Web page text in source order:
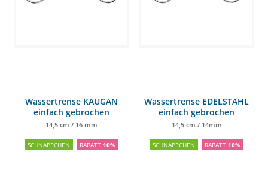
Wassertrense KAUGAN
einfach gebrochen
14,5 cm / 16 mm
SCHNÄPPCHEN RABATT 10%
Wassertrense EDELSTAHL
einfach gebrochen
14,5 cm / 14mm
SCHNÄPPCHEN RABATT 10%